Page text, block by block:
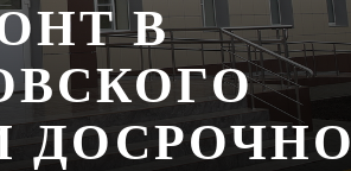
В
ДОСРОЧНО